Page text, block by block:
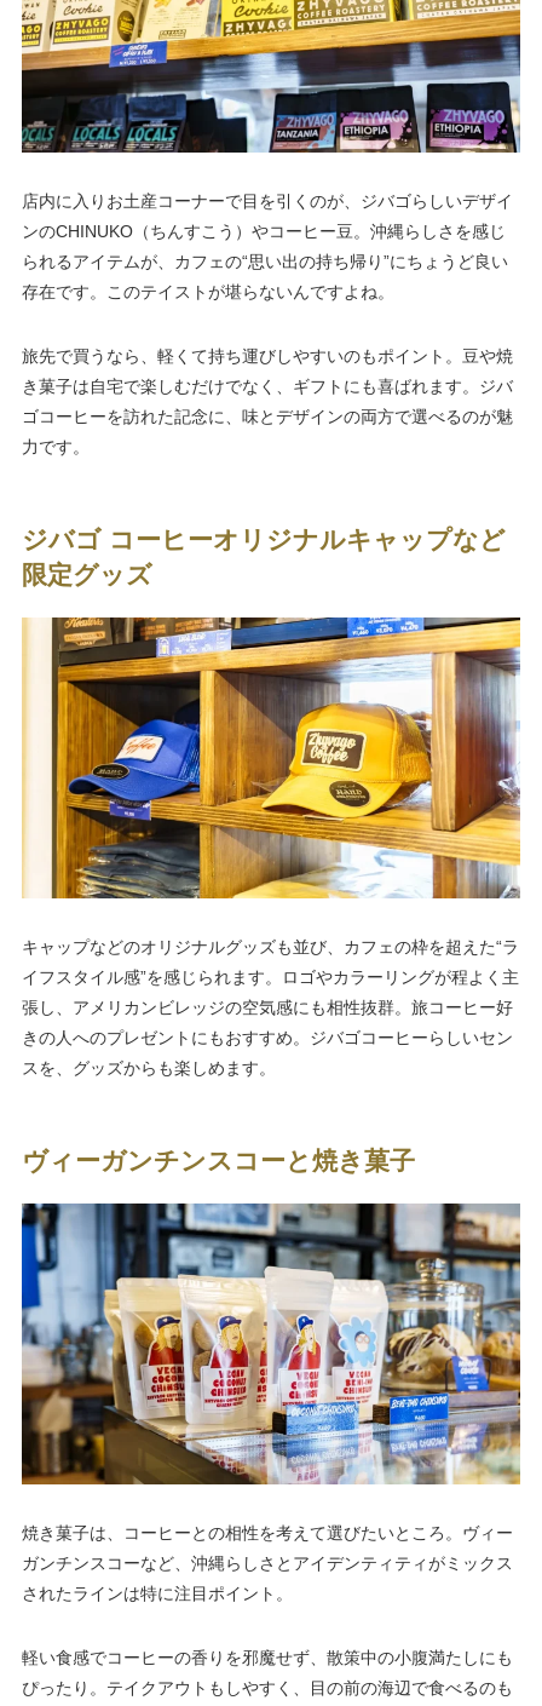
店内に入りお土産コーナーで目を引くのが、ジバゴらしいデザイ
ンのCHINUKO（ちんすこう）やコーヒー豆。沖縄らしさを感じ
られるアイテムが、カフェの“思い出の持ち帰り”にちょうど良い
存在です。このテイストが堪らないんですよね。
旅先で買うなら、軽くて持ち運びしやすいのもポイント。豆や焼
き菓子は自宅で楽しむだけでなく、ギフトにも喜ばれます。ジバ
ゴコーヒーを訪れた記念に、味とデザインの両方で選べるのが魅
力です。
ジバゴ コーヒーオリジナルキャップなど
限定グッズ
キャップなどのオリジナルグッズも並び、カフェの枠を超えた“ラ
イフスタイル感”を感じられます。ロゴやカラーリングが程よく主
張し、アメリカンビレッジの空気感にも相性抜群。旅コーヒー好
きの人へのプレゼントにもおすすめ。ジバゴコーヒーらしいセン
スを、グッズからも楽しめます。
ヴィーガンチンスコーと焼き菓子
焼き菓子は、コーヒーとの相性を考えて選びたいところ。ヴィー
ガンチンスコーなど、沖縄らしさとアイデンティティがミックス
されたラインは特に注目ポイント。
軽い食感でコーヒーの香りを邪魔せず、散策中の小腹満たしにも
ぴったり。テイクアウトもしやすく、目の前の海辺で食べるのも